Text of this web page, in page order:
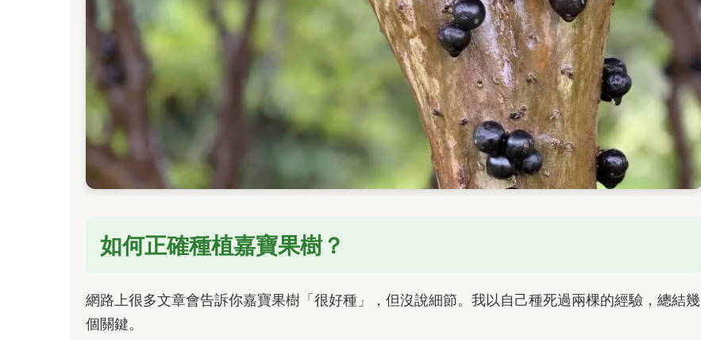
如何正確種植嘉寶果樹？
網路上很多文章會告訴你嘉寶果樹「很好種」，但沒說細節。我以自己種死過兩棵的經驗，總結幾
個關鍵。